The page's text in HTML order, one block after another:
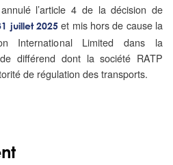
l’article 4 de la décision de
juillet 2025 et mis hors de cause la
International Limited dans la
différend dont la société RATP
de régulation des transports.